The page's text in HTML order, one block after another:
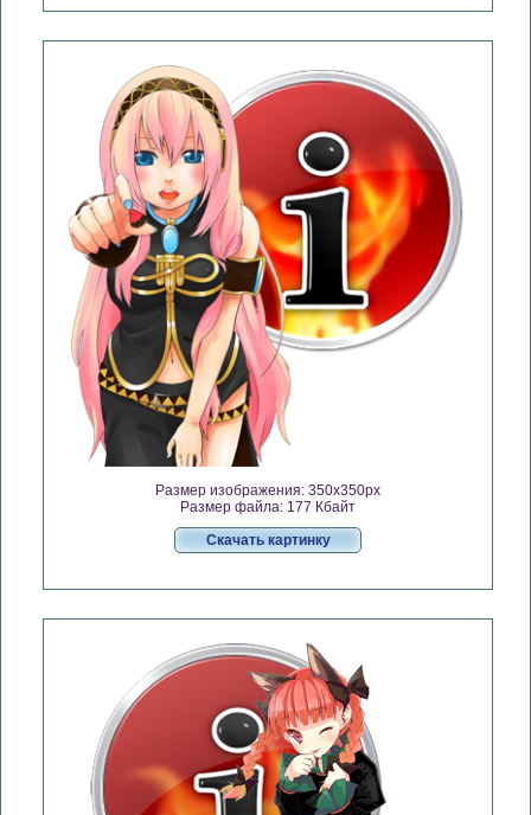
Размер изображения: 350x350px
Размер файла: 177 Кбайт
Скачать картинку